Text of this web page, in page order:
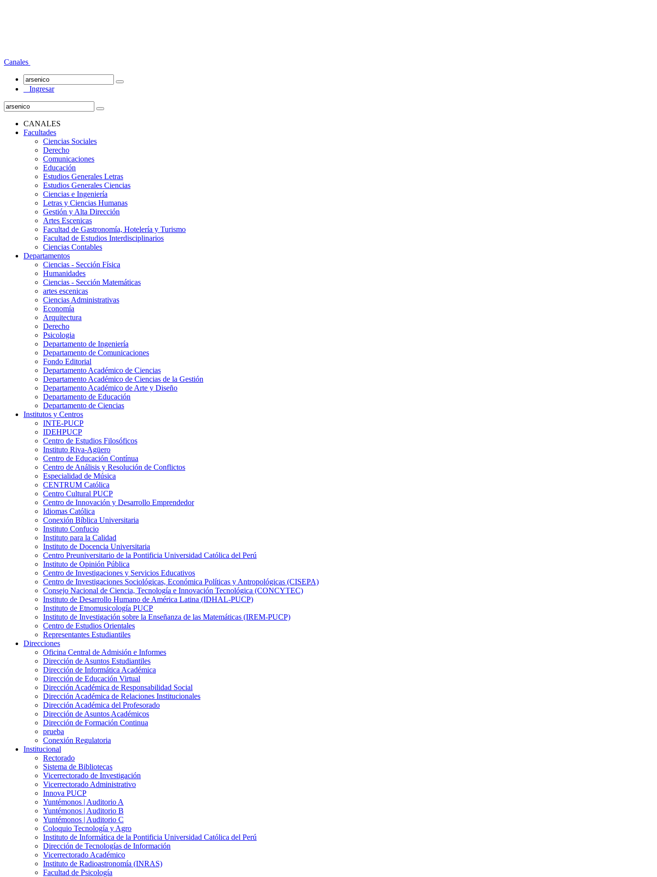
Canales
Ingresar
CANALES
Facultades
Ciencias Sociales
Derecho
Comunicaciones
Educación
Estudios Generales Letras
Estudios Generales Ciencias
Ciencias e Ingeniería
Letras y Ciencias Humanas
Gestión y Alta Dirección
Artes Escenicas
Facultad de Gastronomía, Hotelería y Turismo
Facultad de Estudios Interdisciplinarios
Ciencias Contables
Departamentos
Ciencias - Sección Física
Humanidades
Ciencias - Sección Matemáticas
artes escenicas
Ciencias Administrativas
Economía
Arquitectura
Derecho
Psicologia
Departamento de Ingeniería
Departamento de Comunicaciones
Fondo Editorial
Departamento Académico de Ciencias
Departamento Académico de Ciencias de la Gestión
Departamento Académico de Arte y Diseño
Departamento de Educación
Departamento de Ciencias
Institutos y Centros
INTE-PUCP
IDEHPUCP
Centro de Estudios Filosóficos
Instituto Riva-Agüero
Centro de Educación Contínua
Centro de Análisis y Resolución de Conflictos
Especialidad de Música
CENTRUM Católica
Centro Cultural PUCP
Centro de Innovación y Desarrollo Emprendedor
Idiomas Católica
Conexión Bíblica Universitaria
Instituto Confucio
Instituto para la Calidad
Instituto de Docencia Universitaria
Centro Preuniversitario de la Pontificia Universidad Católica del Perú
Instituto de Opinión Pública
Centro de Investigaciones y Servicios Educativos
Centro de Investigaciones Sociológicas, Económica Políticas y Antropológicas (CISEPA)
Consejo Nacional de Ciencia, Tecnología e Innovación Tecnológica (CONCYTEC)
Instituto de Desarrollo Humano de América Latina (IDHAL-PUCP)
Instituto de Etnomusicología PUCP
Instituto de Investigación sobre la Enseñanza de las Matemáticas (IREM-PUCP)
Centro de Estudios Orientales
Representantes Estudiantiles
Direcciones
Oficina Central de Admisión e Informes
Dirección de Asuntos Estudiantiles
Dirección de Informática Académica
Dirección de Educación Virtual
Dirección Académica de Responsabilidad Social
Dirección Académica de Relaciones Institucionales
Dirección Académica del Profesorado
Dirección de Asuntos Académicos
Dirección de Formación Continua
prueba
Conexión Regulatoria
Institucional
Rectorado
Sistema de Bibliotecas
Vicerrectorado de Investigación
Vicerrectorado Administrativo
Innova PUCP
Yuntémonos | Auditorio A
Yuntémonos | Auditorio B
Yuntémonos | Auditorio C
Coloquio Tecnología y Agro
Instituto de Informática de la Pontificia Universidad Católica del Perú
Dirección de Tecnologías de Información
Vicerrectorado Académico
Instituto de Radioastronomía (INRAS)
Facultad de Psicología